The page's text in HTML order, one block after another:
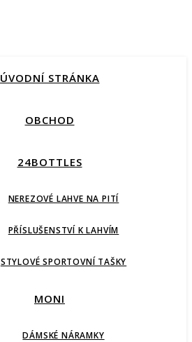
ÚVODNÍ STRÁNKA
OBCHOD
24BOTTLES
NEREZOVÉ LAHVE NA PITÍ
PŘÍSLUŠENSTVÍ K LAHVÍM
STYLOVÉ SPORTOVNÍ TAŠKY
MONI
DÁMSKÉ NÁRAMKY